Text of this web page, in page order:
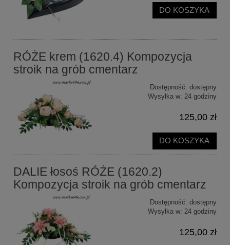
DO KOSZYKA
RÓŻE krem (1620.4) Kompozycja
stroik na grób cmentarz
Dostępność: dostępny
Wysyłka w: 24 godziny
125,00 zł
DO KOSZYKA
DALIE łosoś RÓŻE (1620.2)
Kompozycja stroik na grób cmentarz
Dostępność: dostępny
Wysyłka w: 24 godziny
125,00 zł